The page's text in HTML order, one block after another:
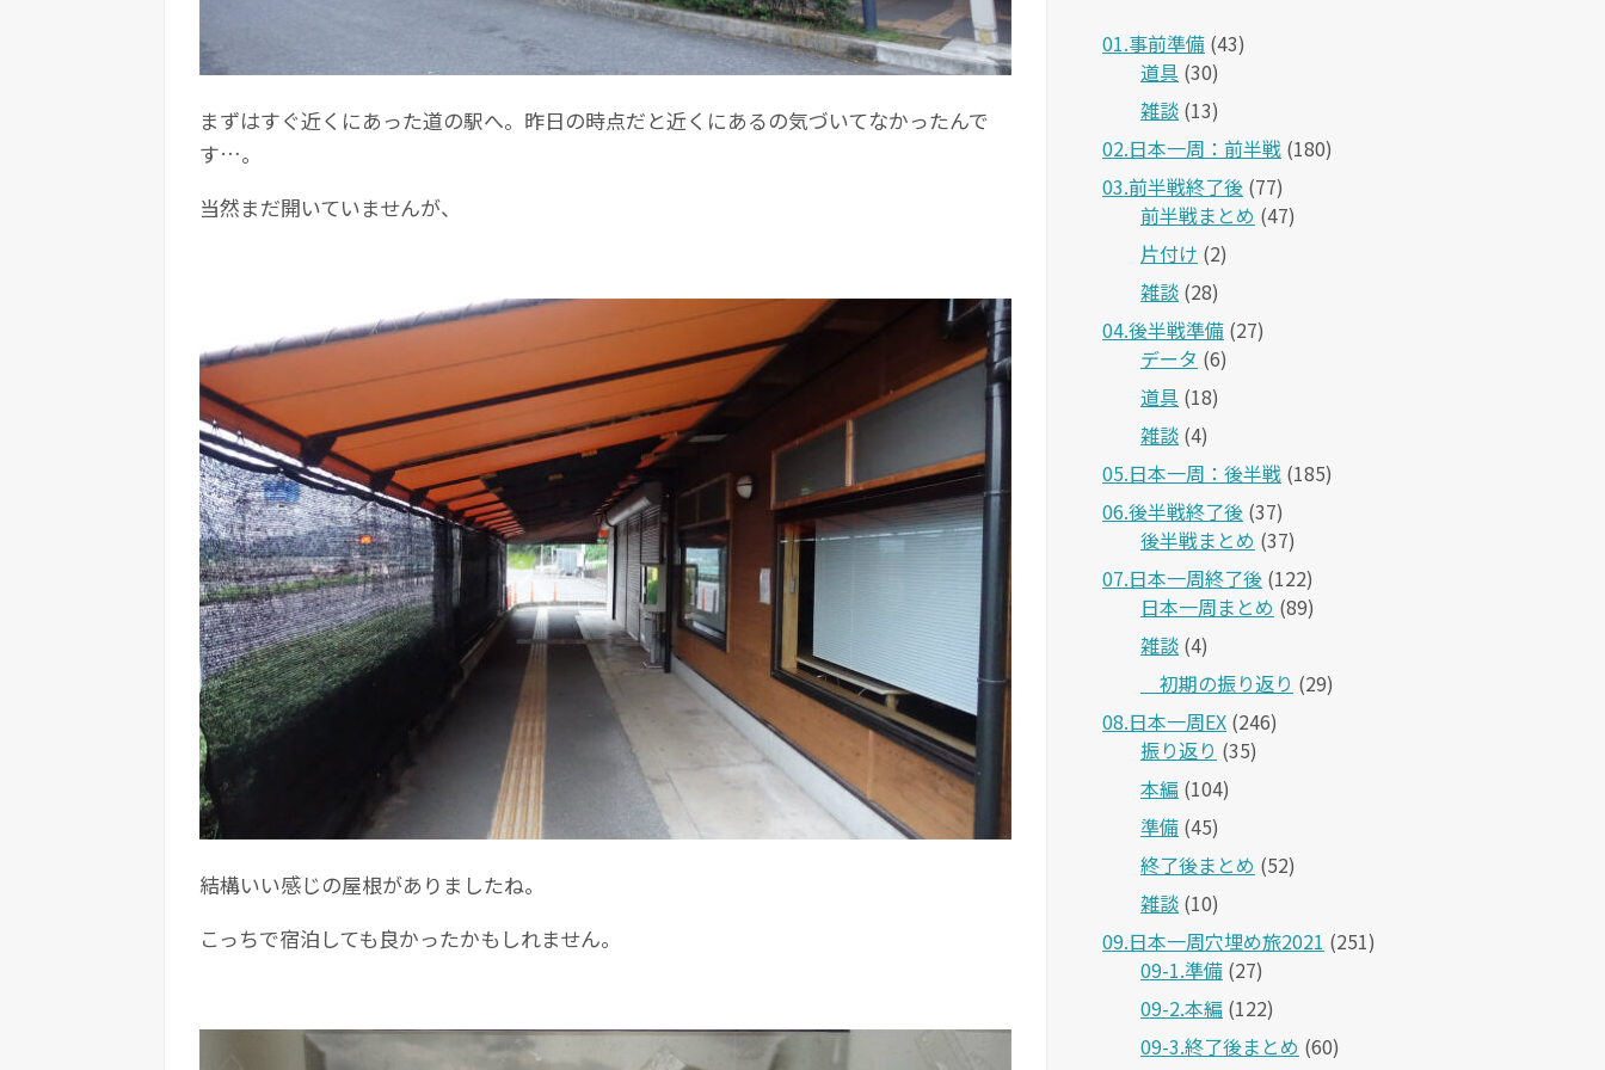
まずはすぐ近くにあった道の駅へ。昨日の時点だと近くにあるの気づいてなかったんで
す…。
当然まだ開いていませんが、
結構いい感じの屋根がありましたね。
こっちで宿泊しても良かったかもしれません。
01.事前準備 (43)
道具 (30)
雑談 (13)
02.日本一周：前半戦 (180)
03.前半戦終了後 (77)
前半戦まとめ (47)
片付け (2)
雑談 (28)
04.後半戦準備 (27)
データ (6)
道具 (18)
雑談 (4)
05.日本一周：後半戦 (185)
06.後半戦終了後 (37)
後半戦まとめ (37)
07.日本一周終了後 (122)
日本一周まとめ (89)
雑談 (4)
＿初期の振り返り (29)
08.日本一周EX (246)
振り返り (35)
本編 (104)
準備 (45)
終了後まとめ (52)
雑談 (10)
09.日本一周穴埋め旅2021 (251)
09-1.準備 (27)
09-2.本編 (122)
09-3.終了後まとめ (60)